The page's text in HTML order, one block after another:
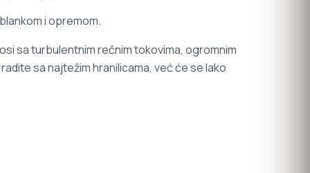
i opremom.
sa turbulentnim rečnim tokovima, ogromnim
sa najtežim hranilicama, već će se lako